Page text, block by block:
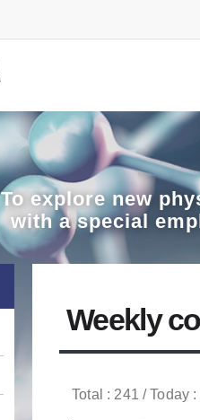
To explorenew
with a special
Weekly
Total : 241 / Today :